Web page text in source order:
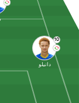
10
دانيلو